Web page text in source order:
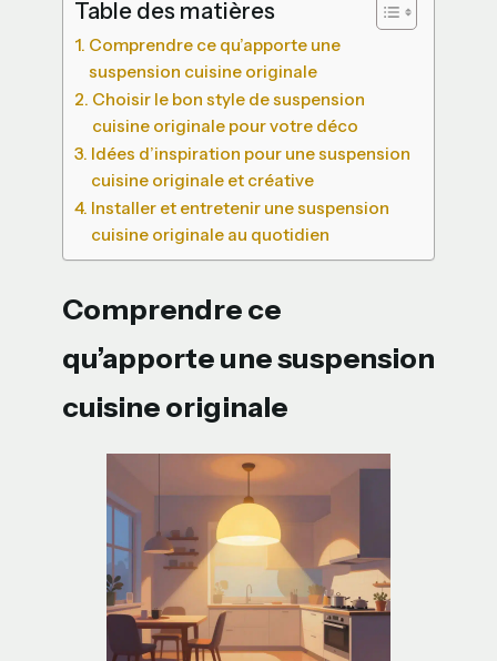
Table des matières
Comprendre ce qu’apporte une
suspension cuisine originale
Choisir le bon style de suspension
cuisine originale pour votre déco
Idées d’inspiration pour une suspension
cuisine originale et créative
Installer et entretenir une suspension
cuisine originale au quotidien
Comprendre ce
qu’apporte une suspension
cuisine originale